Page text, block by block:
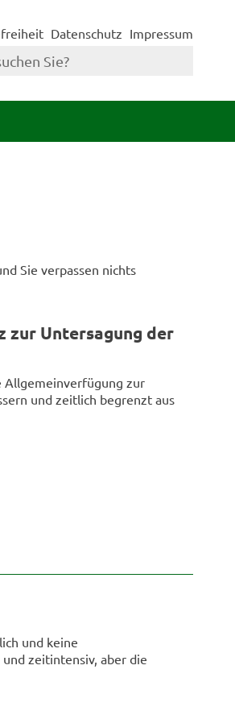
Datenschutz Impressum
Sie verpassen nichts
zur Untersagung der
Allgemeinverfügung zur
und zeitlich begrenzt aus
und keine
zeitintensiv, aber die